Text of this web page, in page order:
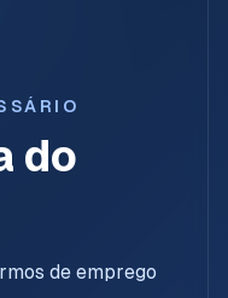
do
de emprego